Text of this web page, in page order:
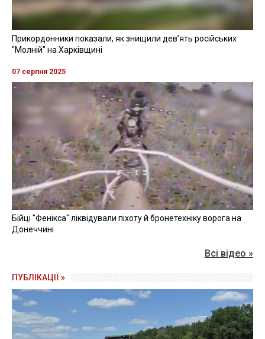
Прикордонники показали, як знищили девʼять російських
"Молній" на Харківщині
07 серпня 2025
Бійці "Фенікса" ліквідували піхоту й бронетехніку ворога на
Донеччині
Всі відео »
ПУБЛІКАЦІЇ »